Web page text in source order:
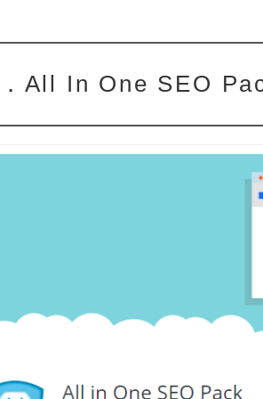
．All In One SEO